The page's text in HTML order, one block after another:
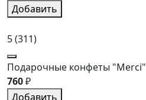
Добавить
5(311)
Подарочные конфеты "Merci"
760₽
Добавить